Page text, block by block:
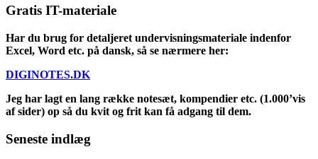
Gratis IT-materiale
Har du brug for detaljeret undervisningsmateriale indenfor
Excel, Word etc. på dansk, så se nærmere her:
DIGINOTES.DK
Jeg har lagt en lang række notesæt, kompendier etc. (1.000’vis
af sider) op så du kvit og frit kan få adgang til dem.
Seneste indlæg